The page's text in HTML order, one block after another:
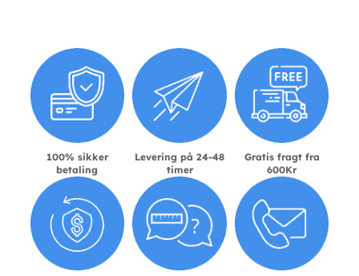
100% sikker
betaling
Levering på 24-48
timer
Gratis fragt fra
600Kr